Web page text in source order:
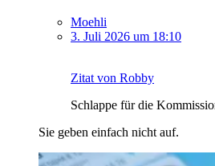
Moehli
3. Juli 2026 um 18:10
Zitat von Robby
Schlappe für die
Sie geben einfach nicht auf.